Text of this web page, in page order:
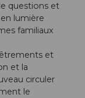
questions et
lumière
familiaux
et
et la
circuler
le